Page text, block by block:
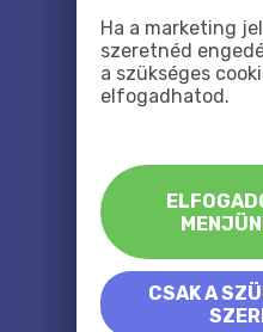
Ha a marketing
szeretnéd
a szükséges
elfogadhatod.
CSAK A